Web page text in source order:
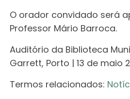
O orador convidado será
Professor Mário Barroca.
Auditório da Biblioteca
Garrett, Porto | 13 de maio
Termos relacionados: